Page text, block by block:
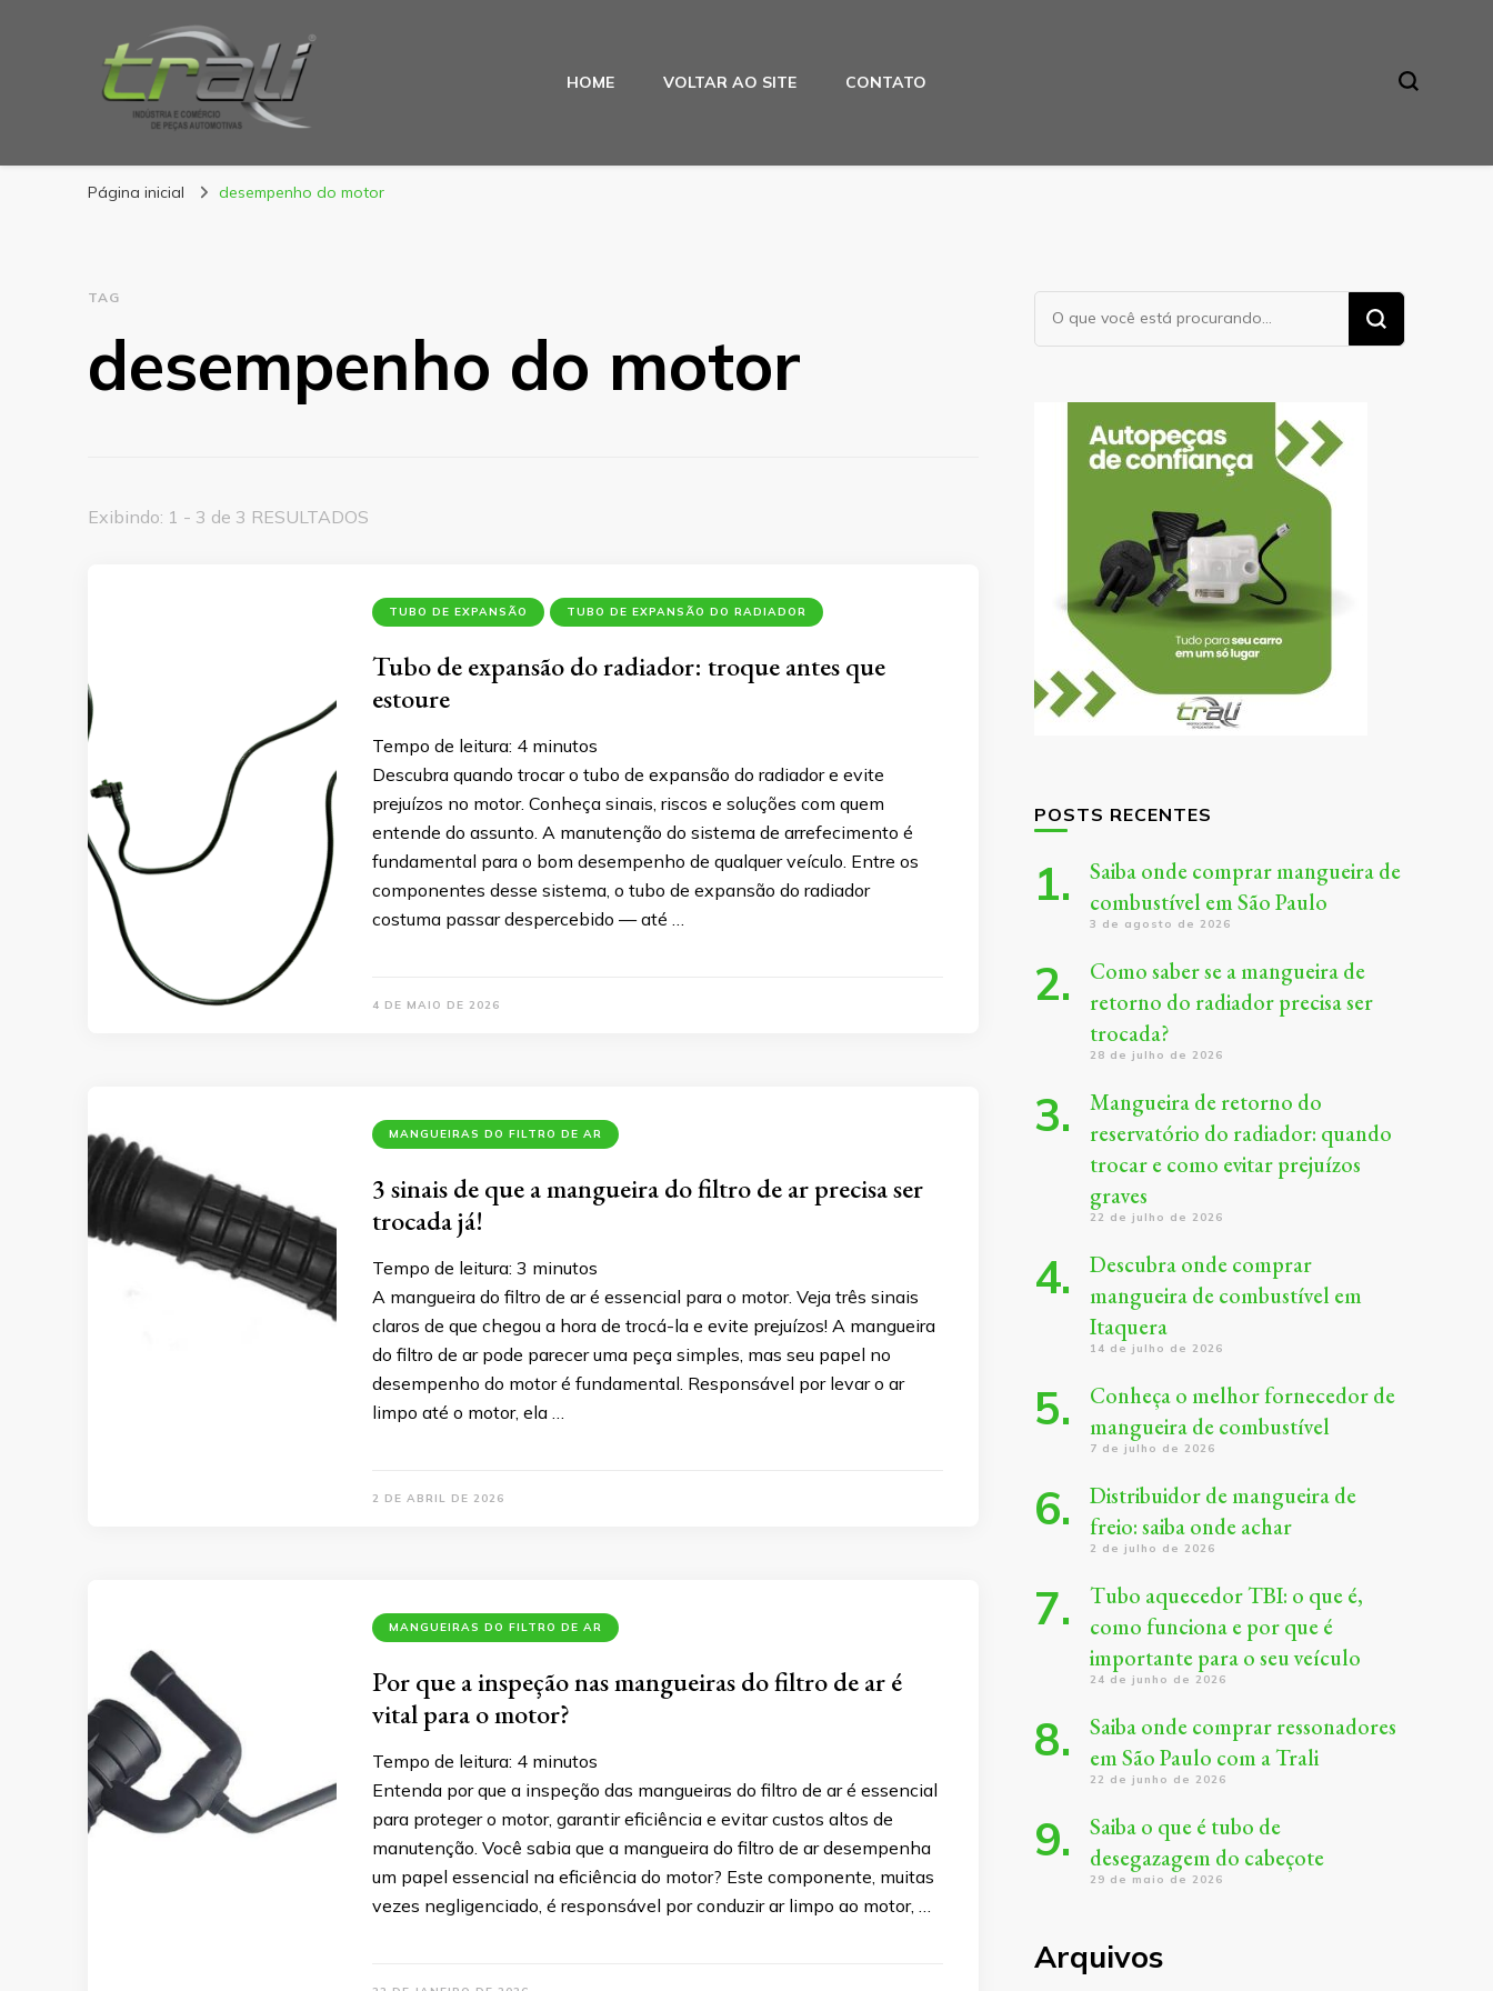
Blog Trali
Tudo sobre seu veículo!
HOME VOLTAR AO SITE CONTATO
Página inicial desempenho do motor
TAG
desempenho do motor
Exibindo: 1 - 3 de 3 RESULTADOS
TUBO DE EXPANSÃO TUBO DE EXPANSÃO DO RADIADOR
Tubo de expansão do radiador: troque antes que
estoure
Tempo de leitura: 4 minutos
Descubra quando trocar o tubo de expansão do radiador e evite
prejuízos no motor. Conheça sinais, riscos e soluções com quem
entende do assunto. A manutenção do sistema de arrefecimento é
fundamental para o bom desempenho de qualquer veículo. Entre os
componentes desse sistema, o tubo de expansão do radiador
costuma passar despercebido — até …
4 DE MAIO DE 2026
MANGUEIRAS DO FILTRO DE AR
3 sinais de que a mangueira do filtro de ar precisa ser
trocada já!
Tempo de leitura: 3 minutos
A mangueira do filtro de ar é essencial para o motor. Veja três sinais
claros de que chegou a hora de trocá-la e evite prejuízos! A mangueira
do filtro de ar pode parecer uma peça simples, mas seu papel no
desempenho do motor é fundamental. Responsável por levar o ar
limpo até o motor, ela …
2 DE ABRIL DE 2026
MANGUEIRAS DO FILTRO DE AR
Por que a inspeção nas mangueiras do filtro de ar é
vital para o motor?
Tempo de leitura: 4 minutos
Entenda por que a inspeção das mangueiras do filtro de ar é essencial
para proteger o motor, garantir eficiência e evitar custos altos de
manutenção. Você sabia que a mangueira do filtro de ar desempenha
um papel essencial na eficiência do motor? Este componente, muitas
vezes negligenciado, é responsável por conduzir ar limpo ao motor, …
Procurando
algo?
POSTS RECENTES
Saiba onde comprar mangueira de
combustível em São Paulo
3 de agosto de 2026
Como saber se a mangueira de
retorno do radiador precisa ser
trocada?
28 de julho de 2026
Mangueira de retorno do
reservatório do radiador: quando
trocar e como evitar prejuízos
graves
22 de julho de 2026
Descubra onde comprar
mangueira de combustível em
Itaquera
14 de julho de 2026
Conheça o melhor fornecedor de
mangueira de combustível
7 de julho de 2026
Distribuidor de mangueira de
freio: saiba onde achar
2 de julho de 2026
Tubo aquecedor TBI: o que é,
como funciona e por que é
importante para o seu veículo
24 de junho de 2026
Saiba onde comprar ressonadores
em São Paulo com a Trali
22 de junho de 2026
Saiba o que é tubo de
desegazagem do cabeçote
29 de maio de 2026
Arquivos